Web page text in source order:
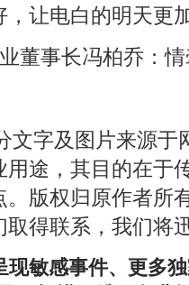
，让电白的明天更
董事长冯柏乔：
文字及图片来源
用途，其目的在于
版权归原作者所
取得联系，我们将
现敏感事件、更多